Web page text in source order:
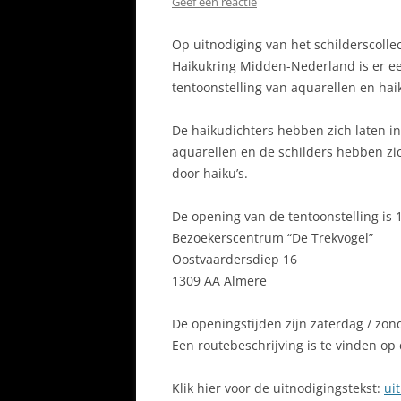
Op uitnodiging van het
Haikukring Midden-Nederland is er
tentoonstelling van aquarellen en
De haikudichters hebben zich laten
aquarellen en de schilders hebben
door haiku’s.
De opening van de tentoonstelling is
Bezoekerscentrum “De Trekvogel”
Oostvaardersdiep 16
1309 AA Almere
De openingstijden zijn zaterdag /
Een routebeschrijving is te vinden op
Klik hier voor de uitnodigingstekst: